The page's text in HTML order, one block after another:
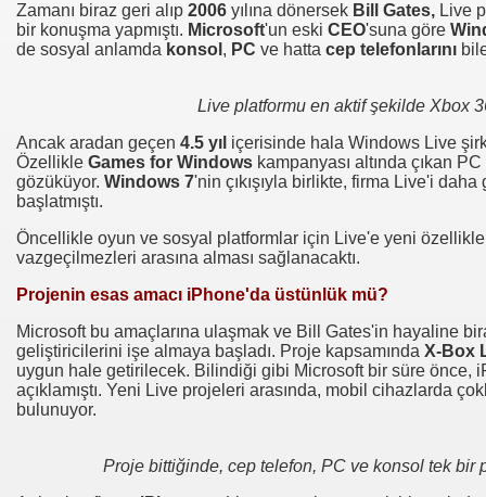
Zamanı biraz geri alıp 2006 yılına dönersek Bill Gates, Live
bir konuşma yapmıştı. Microsoft'un eski CEO'suna göre
de sosyal anlamda konsol , PC ve hatta cep telefonlarını
Live platformu en aktif şekilde Xbox
Ancak aradan geçen 4.5 yıl içerisinde hala Windows Live
Özellikle Games for Windows kampanyası altında çıkan
gözüküyor. Windows 7'nin çıkışıyla birlikte, firma Live'i
başlatmıştı.
Öncellikle oyun ve sosyal platformlar için Live'e yeni
vazgeçilmezleri arasına alması sağlanacaktı.
Projenin esas amacı iPhone'da üstünlük mü?
Microsoft bu amaçlarına ulaşmak ve Bill Gates'in hayaline
geliştiricilerini işe almaya başladı. Proje kapsamında X-Box
uygun hale getirilecek. Bilindiği gibi Microsoft bir süre önce,
açıklamıştı. Yeni Live projeleri arasında, mobil cihazlarda
bulunuyor.
Proje bittiğinde, cep telefon, PC ve konsol tek bir